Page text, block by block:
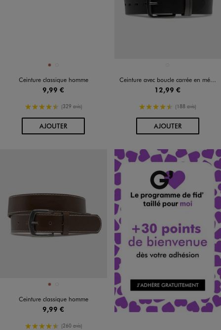
Disponible en 2 coloris
COGNAC
Ceinture classique homme
9,99 €
4.5/5 de moyenne
(329 avis)
AJOUTERAU PANIER
Ceinture avec boucle carrée en métal homme
12,99 €
4.5/5 de moyenne
(188 avis)
AJOUTERAU PANIER
Disponible en 2 coloris
COGNAC
Ceinture classique homme
9,99 €
4.5/5 de moyenne
(260 avis)